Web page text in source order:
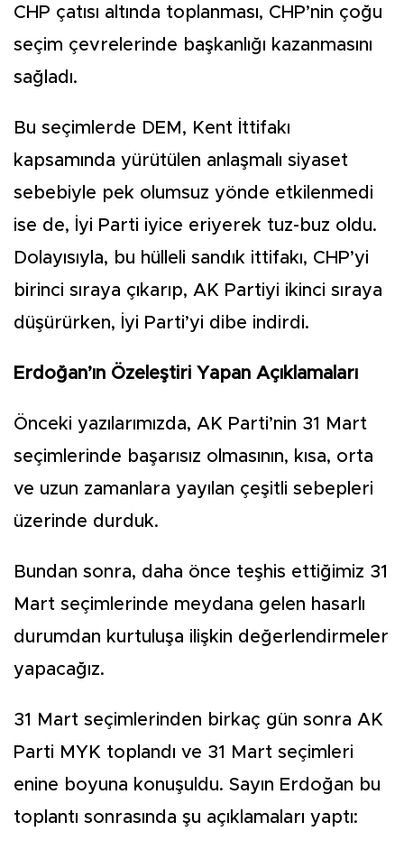
CHP çatısı altında toplanması, CHP’nin çoğu
seçim çevrelerinde başkanlığı kazanmasını
sağladı.
Bu seçimlerde DEM, Kent İttifakı
kapsamında yürütülen anlaşmalı siyaset
sebebiyle pek olumsuz yönde etkilenmedi
ise de, İyi Parti iyice eriyerek tuz-buz oldu.
Dolayısıyla, bu hülleli sandık ittifakı, CHP’yi
birinci sıraya çıkarıp, AK Partiyi ikinci sıraya
düşürürken, İyi Parti’yi dibe indirdi.
Erdoğan’ın Özeleştiri Yapan Açıklamaları
Önceki yazılarımızda, AK Parti’nin 31 Mart
seçimlerinde başarısız olmasının, kısa, orta
ve uzun zamanlara yayılan çeşitli sebepleri
üzerinde durduk.
Bundan sonra, daha önce teşhis ettiğimiz 31
Mart seçimlerinde meydana gelen hasarlı
durumdan kurtuluşa ilişkin değerlendirmeler
yapacağız.
31 Mart seçimlerinden birkaç gün sonra AK
Parti MYK toplandı ve 31 Mart seçimleri
enine boyuna konuşuldu. Sayın Erdoğan bu
toplantı sonrasında şu açıklamaları yaptı: